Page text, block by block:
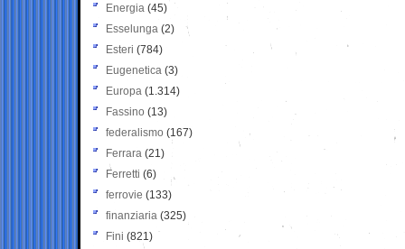
Energia (45)
Esselunga (2)
Esteri (784)
Eugenetica (3)
Europa (1.314)
Fassino (13)
federalismo (167)
Ferrara (21)
Ferretti (6)
ferrovie (133)
finanziaria (325)
Fini (821)